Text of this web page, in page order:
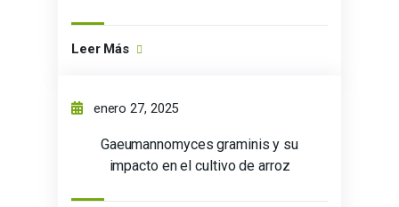
Leer Más
enero 27, 2025
Gaeumannomyces graminis y su
impacto en el cultivo de arroz